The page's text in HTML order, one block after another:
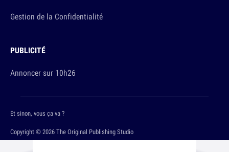
Gestion de la Confidentialité
PUBLICITÉ
Annoncer sur 10h26
Copyright © 2026 The Original Publishing Studio
Et sinon, vous ça va ?